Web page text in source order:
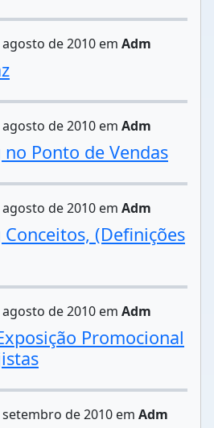
de 2010 em Adm
de 2010 em Adm
Ponto de Vendas
de 2010 em Adm
(Definições
de 2010 em Adm
Promocional
de 2010 em Adm